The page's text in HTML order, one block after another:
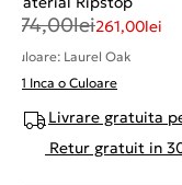
374,00lei261,00lei
Culoare: Laurel Oak
+ 1 Inca o Culoare
Livrare gratuita
Retur gratuit in